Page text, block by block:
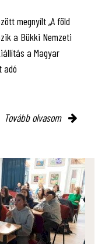
megnyílt „A föld
a Bükki Nemzeti
a Magyar
adó
Tovább olvasom